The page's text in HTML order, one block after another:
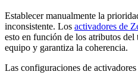
Establecer manualmente la
inconsistente. Los activadores de
esto en función de los atributos
equipo y garantiza la coherencia.
Las configuraciones de